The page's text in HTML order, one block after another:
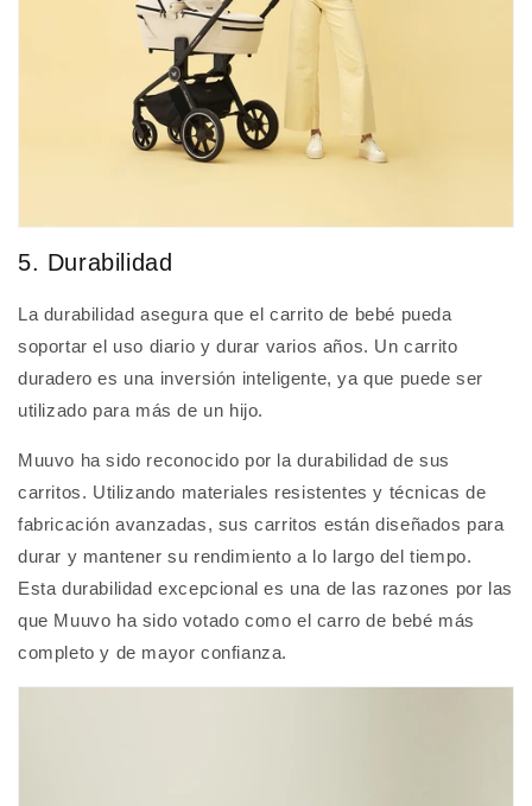
5. Durabilidad
La durabilidad asegura que el carrito de bebé pueda
soportar el uso diario y durar varios años. Un carrito
duradero es una inversión inteligente, ya que puede ser
utilizado para más de un hijo.
Muuvo ha sido reconocido por la durabilidad de sus
carritos. Utilizando materiales resistentes y técnicas de
fabricación avanzadas, sus carritos están diseñados para
durar y mantener su rendimiento a lo largo del tiempo.
Esta durabilidad excepcional es una de las razones por las
que Muuvo ha sido votado como el carro de bebé más
completo y de mayor confianza.